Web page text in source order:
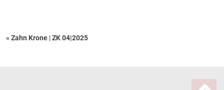
« Zahn Krone |ZK 04|2025